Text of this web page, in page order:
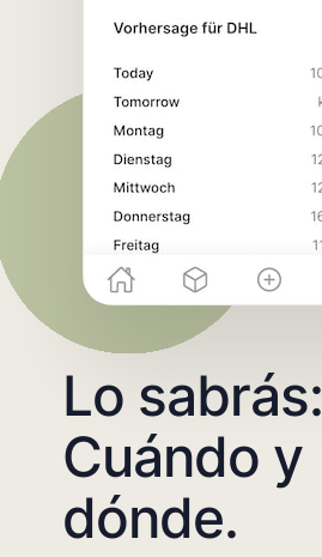
Lo sabrás:
Cuándo y
dónde.